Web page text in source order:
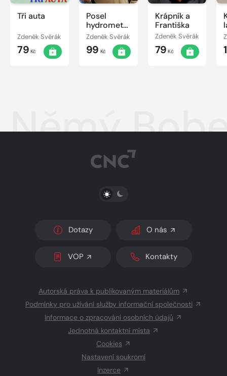
Tři auta
Zdeněk Svěrák
79 Kč
Posel
hydrometeorologického
ústavu
Zdeněk Svěrák
99 Kč
Krápník a
Františka
Zdeněk Svěrák
79 Kč
Němý
PŘEPNOUT SVĚTLÝ/TMAVÝ REŽIM
Dotazy O nás
VOP Kontakty
Autorská práva k publikovaným materiálům
Podmínky pro užívání služby informační společnosti
Informace o zpracování osobních údajů
Jednotná kontaktní místa
Cookies
Nastavení soukromí
Inzerce